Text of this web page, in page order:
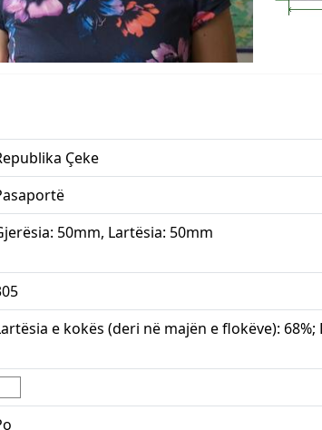
Çeke
50mm, Lartësia: 50mm
e kokës (deri në majën e flokëve):